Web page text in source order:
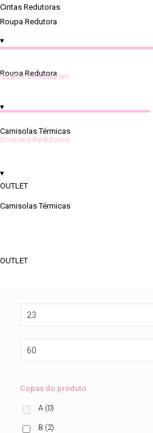
Cintas Redutoras
▾
Roupa Redutora
▾
Soutiens Redutores
▾
Camisolas Térmicas
OUTLET
Roupa Redutora
Soutiens Redutores
Camisolas Térmicas
OUTLET
€23.90
€25.00
FILTROS
Copas do produto
A (0)
B (2)